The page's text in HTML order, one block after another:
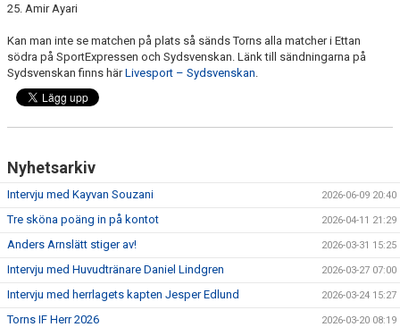
25. Amir Ayari
Kan man inte se matchen på plats så sänds Torns alla matcher i Ettan
södra på SportExpressen och Sydsvenskan. Länk till sändningarna på
Sydsvenskan finns härLivesport – Sydsvenskan
Nyhetsarkiv
Intervju med Kayvan Souzani 2026-06-09 20:40
Tre sköna poäng in på kontot 2026-04-11 21:29
Anders Arnslätt stiger av! 2026-03-31 15:25
Intervju med Huvudtränare Daniel Lindgren 2026-03-27 07:00
Intervju med herrlagets kapten Jesper Edlund 2026-03-24 15:27
Torns IF Herr 2026 2026-03-20 08:19